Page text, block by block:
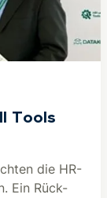
Tools
die HR-
Ein Rück-